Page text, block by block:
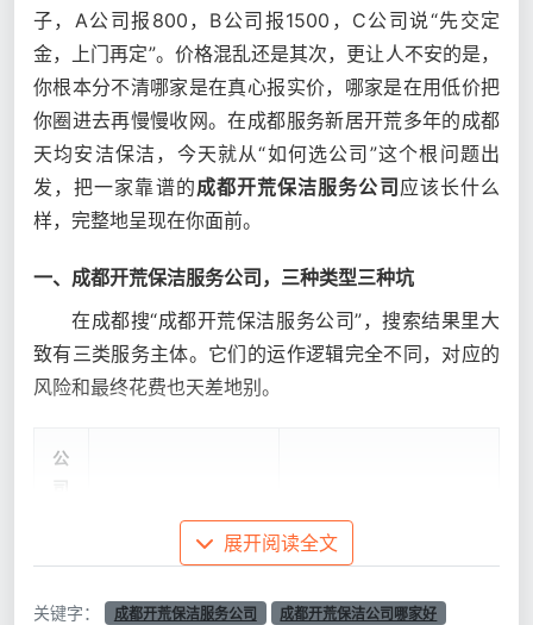
子，A公司报800，B公司报1500，C公司说“先交定
金，上门再定”。价格混乱还是其次，更让人不安的是，
你根本分不清哪家是在真心报实价，哪家是在用低价把
你圈进去再慢慢收网。在成都服务新居开荒多年的成都
天均安洁保洁，今天就从“如何选公司”这个根问题出
发，把一家靠谱的成都开荒保洁服务公司 应该长什么
样，完整地呈现在你面前。
一、成都开荒保洁服务公司，三种类型三种坑
在成都搜“成都开荒保洁服务公司”，搜索结果里大
致有三类服务主体。它们的运作逻辑完全不同，对应的
风险和最终花费也天差地别。
公
个
展开阅读全文
关键字： 成都开荒保洁服务公司
成都开荒保洁公司哪家好